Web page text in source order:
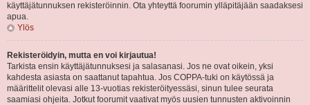
käyttäjätunnuksen rekisteröinnin. Ota yhteyttä foorumin ylläpitäjään saadaksesi
apua.
Ylös
Rekisteröidyin, mutta en voi kirjautua!
Tarkista ensin käyttäjätunnuksesi ja salasanasi. Jos ne ovat oikein, yksi
kahdesta asiasta on saattanut tapahtua. Jos COPPA-tuki on käytössä ja
määrittelit olevasi alle 13-vuotias rekisteröityessäsi, sinun tulee seurata
saamiasi ohjeita. Jotkut foorumit vaativat myös uusien tunnusten aktivoinnin